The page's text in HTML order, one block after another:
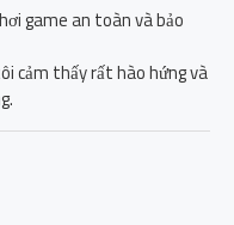
game an toàn và bảo
cảm thấy rất hào hứng và